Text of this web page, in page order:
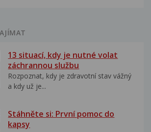
13 situací, kdy je nutné volat
záchrannou službu
Rozpoznat, kdy je zdravotní stav vážný
a kdy už je...
Stáhněte si: První pomoc do
kapsy